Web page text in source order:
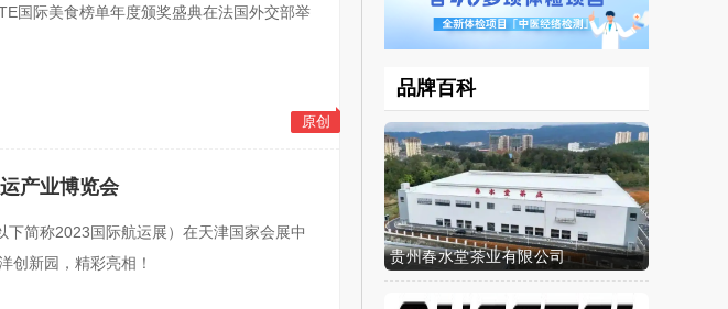
国际美食榜单年度颁奖盛典在法国外交部举
原创
产业博览会
简称2023国际航运展）在天津国家会展中
新园，精彩亮相！
品牌百科
贵州春水堂茶业有限公司